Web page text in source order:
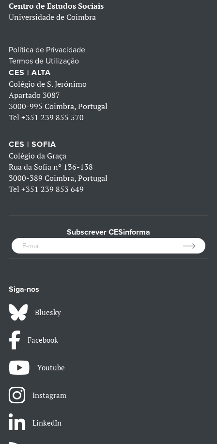
Centro de Estudos Sociais
Universidade de Coimbra
Política de Privacidade
Termos de Utilização
CES | ALTA
Colégio de S. Jerónimo
Apartado 3087
3000-995 Coimbra, Portugal
Tel +351 239 855 570
CES | SOFIA
Colégio da Graça
Rua da Sofia nº 136-138
3000-389 Coimbra, Portugal
Tel +351 239 853 649
Subscrever CESinforma
Siga-nos
Bluesky
Facebook
Youtube
Instagram
LinkedIn